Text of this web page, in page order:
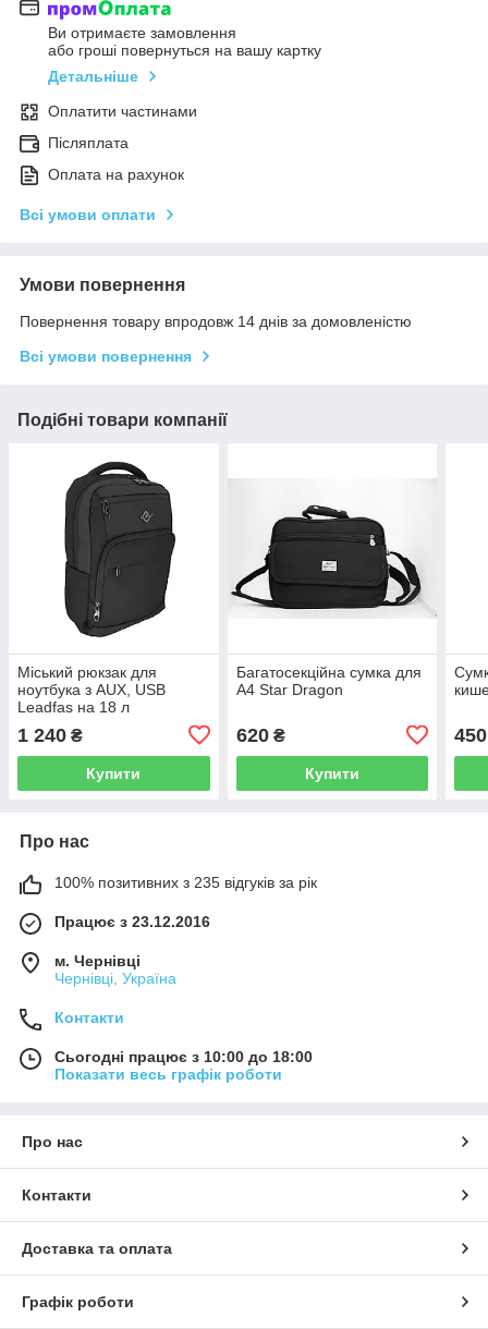
Ви отримаєте замовлення
або гроші повернуться на вашу картку
Детальніше
Оплатити частинами
Післяплата
Оплата на рахунок
Всі умови оплати
Умови повернення
Повернення товару впродовж 14 днів за домовленістю
Всі умови повернення
Подібні товари компанії
Міський рюкзак для
ноутбука з AUX, USB
Leadfas на 18 л
1 240 ₴
Купити
Багатосекційна сумка для
А4 Star Dragon
620₴
Купити
450
Про нас
100% позитивних з 235 відгуків за рік
Працює з 23.12.2016
м. Чернівці
Чернівці, Україна
Контакти
Сьогодні працює з 10:00 до 18:00
Показати весь графік роботи
Про нас
Контакти
Доставка та оплата
Графік роботи